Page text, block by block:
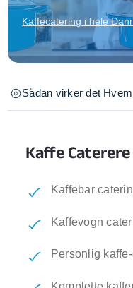
Kaffecatering i hele
Sådan virker det
Kaffe
Kaffebar
Kaffevogn
Personlig